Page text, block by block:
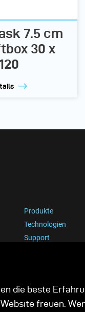
7.5 cm
30 x
120
Produkte
Technologien
Support
die beste
freuen.